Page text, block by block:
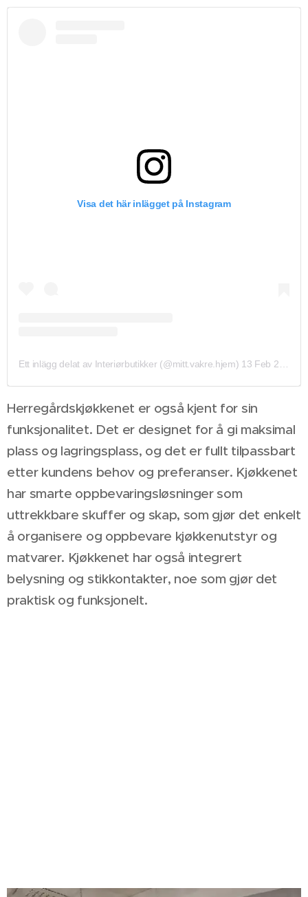
Visa det här inlägget på Instagram
Ett inlägg delat av Interiørbutikker (@mitt.vakre.hjem) 13 Feb 2020 kl. 7:27 PST
Herregårdskjøkkenet er også kjent for sin
funksjonalitet. Det er designet for å gi maksimal
plass og lagringsplass, og det er fullt tilpassbart
etter kundens behov og preferanser. Kjøkkenet
har smarte oppbevaringsløsninger som
uttrekkbare skuffer og skap, som gjør det enkelt
å organisere og oppbevare kjøkkenutstyr og
matvarer. Kjøkkenet har også integrert
belysning og stikkontakter, noe som gjør det
praktisk og funksjonelt.